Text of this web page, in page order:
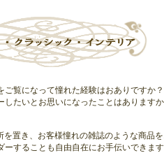
ご覧になって憧れた経験はおありですか？
したいとお思いになったことはあります
置き、お客様憧れの雑誌のような商品
ーすることも自由自在にお手伝いできま